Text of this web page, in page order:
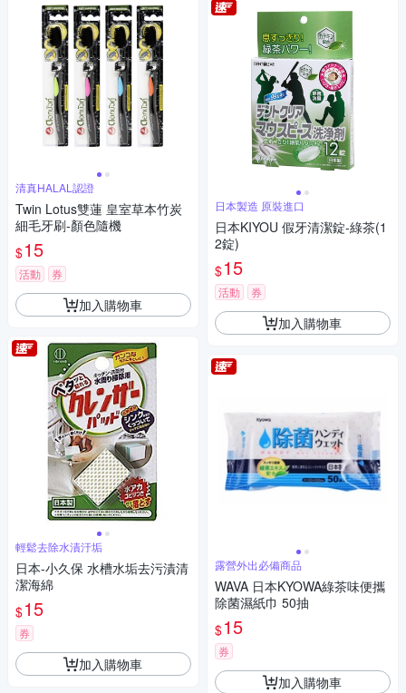
清真HALAL認證
Twin Lotus雙蓮 皇室草本竹炭
細毛牙刷-顏色隨機
$15
活動 券
加入購物車
輕鬆去除水漬汙垢
日本-小久保 水槽水垢去污漬清
潔海綿
$15
券
加入購物車
日本製造 原裝進口
日本KIYOU 假牙清潔錠-綠茶(1
2錠)
$15
活動 券
加入購物車
露營外出必備商品
WAVA 日本KYOWA綠茶味便攜
除菌濕紙巾 50抽
$15
券
加入購物車